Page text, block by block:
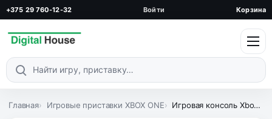
+375 29 760-12-32 Войти Корзина
Поиск по каталогу
Главная Игровые приставки XBOX ONE Игровая консоль Xbox One X, 1 ТБ